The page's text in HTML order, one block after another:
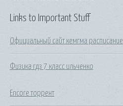
Links to Important Stuff
Официальный сайт кемгма расписание
Физика гдз 7 класс ильченко
Encore торрент